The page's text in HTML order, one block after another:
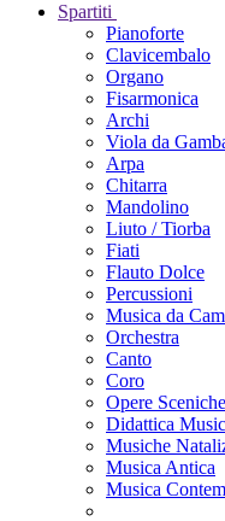
Spartiti
Pianoforte
Clavicembalo
Organo
Fisarmonica
Archi
Viola da
Arpa
Chitarra
Mandolino
Liuto / Tiorba
Fiati
Flauto Dolce
Percussioni
Musica da
Orchestra
Canto
Coro
Opere Sceniche
Didattica
Musiche
Musica Antica
Musica